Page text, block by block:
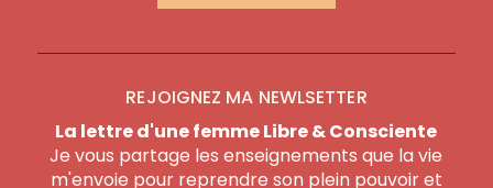
REJOIGNEZ MA NEWLSETTER
La lettre d'une femme Libre & Consciente
Je vous partage les enseignements que la vie
m'envoie pour reprendre son plein pouvoir et